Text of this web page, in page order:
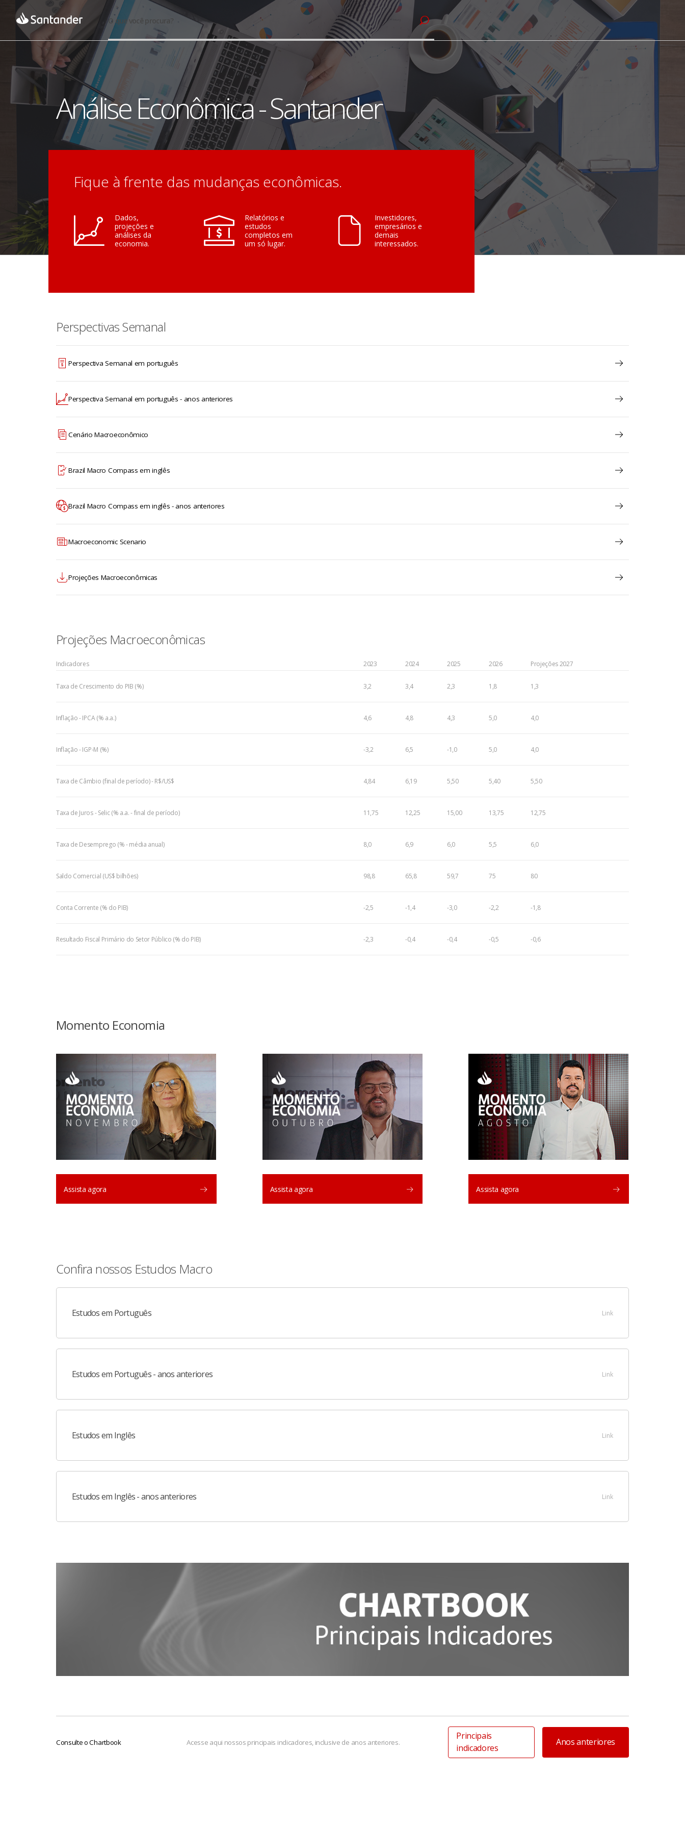
O que você procura?
Análise Econômica - Santander
Fique à frente das mudanças econômicas.
Dados,
projeções e
análises da
economia.
Relatórios e
estudos
completos em
um só lugar.
Investidores,
empresários e
demais
interessados.
Perspectivas Semanal
Perspectiva Semanal em português
Perspectiva Semanal em português - anos anteriores
Cenário Macroeconômico
Brazil Macro Compass em inglês
Brazil Macro Compass em inglês - anos anteriores
Macroeconomic Scenario
Projeções Macroeconômicas
Projeções Macroeconômicas
Indicadores 2023 2024 2025 2026 Projeções 2027
Taxa de Crescimento do PIB (%) 3,2 3,4 2,3 1,8 1,3
Inflação - IPCA (% a.a.) 4,6 4,8 4,3 5,0 4,0
Inflação - IGP-M (%) -3,2 6,5 -1,0 5,0 4,0
Taxa de Câmbio (final de período) - R$/US$ 4,84 6,19 5,50 5,40 5,50
Taxa de Juros - Selic (% a.a. - final de período) 11,75 12,25 15,00 13,75 12,75
Taxa de Desemprego (% - média anual) 8,0 6,9 6,0 5,5 6,0
Saldo Comercial (US$ bilhões) 98,8 65,8 59,7 75 80
Conta Corrente (% do PIB) -2,5 -1,4 -3,0 -2,2 -1,8
Resultado Fiscal Primário do Setor Público (% do PIB) -2,3 -0,4 -0,4 -0,5 -0,6
Momento Economia
Assista agora Assista agora Assista agora
Confira nossos Estudos Macro
Estudos em Português Link
Estudos em Português - anos anteriores Link
Estudos em Inglês Link
Estudos em Inglês - anos anteriores Link
Consulte o Chartbook Acesse aqui nossos principais indicadores, inclusive de anos anteriores. Anos anteriores
Principais
indicadores